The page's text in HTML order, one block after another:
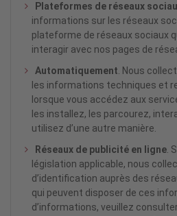
Plateformes de réseaux
informations sur les réseaux
plateforme de réseaux sociaux
interagir avec nos pages de
Automatiquement . Nous
les informations techniques et
lorsque vous accédez aux
les installez, les parcourez,
utilisez d’une autre manière.
Réseaux de publicité en ligne .
législation applicable, nous
d’identification auprès des
qui peuvent disposer de ces
d’informations, veuillez